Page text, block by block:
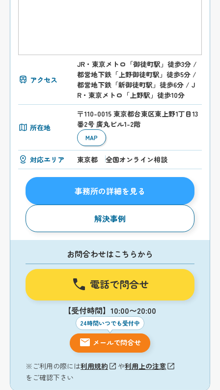
アクセス
JR・東京メトロ「御徒町駅」徒歩3分 /
都営地下鉄「上野御徒町駅」徒歩5分 /
都営地下鉄「新御徒町駅」徒歩6分 / J
R・東京メトロ「上野駅」徒歩10分
所在地
〒110-0015 東京都台東区東上野1丁目13
番2号 廣丸ビル1-2階
MAP
対応エリア 東京都 全国オンライン相談
事務所の詳細を見る
解決事例
お問合わせはこちらから
電話で問合せ
【受付時間】10:00〜20:00
24時間いつでも受付中
メールで問合せ
※ご利用の際には利用規約 や利用上の注意
をご確認下さい